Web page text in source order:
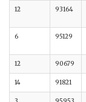
12 93164
6 95129
12 90679
14 91821